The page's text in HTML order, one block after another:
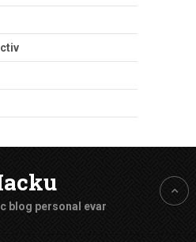
blog personal evar